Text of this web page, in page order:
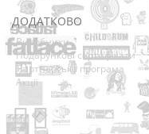
ДОДАТКОВО
Виробники
Подарункові сертифікати
Партнерська програма
Акції